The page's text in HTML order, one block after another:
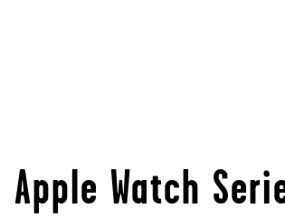
Apple Watch